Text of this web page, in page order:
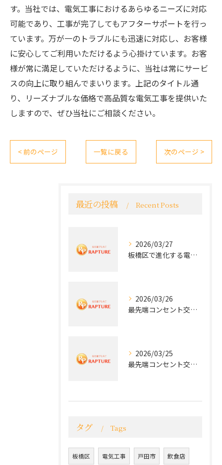
す。当社では、電気工事におけるあらゆるニーズに対応
可能であり、工事が完了してもアフターサポートを行っ
ています。万が一のトラブルにも迅速に対応し、お客様
に安心してご利用いただけるよう心掛けています。お客
様が常に満足していただけるように、当社は常にサービ
スの向上に取り組んでまいります。上記のタイトル通
り、リーズナブルな価格で高品質な電気工事を提供いた
しますので、ぜひ当社にご相談ください。
< 前のページ 一覧に戻る 次のページ >
最近の投稿 Recent Posts
2026/03/27
板橋区で進化する電気工事と最新コンセント交換技術
2026/03/26
最先端コンセント交換で快適な生活を実現する電気工事の技術
2026/03/25
最先端コンセント交換で実現する安全と快適な住環境
タグ Tags
板橋区 電気工事 戸田市 飲食店